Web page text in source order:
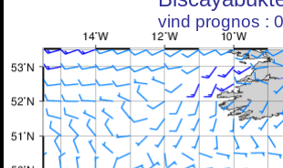
vind prognos :